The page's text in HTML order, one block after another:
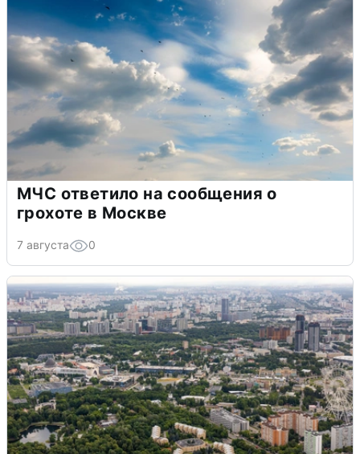
МЧС ответило на сообщения о
грохоте в Москве
7 августа 0